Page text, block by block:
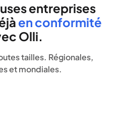
entreprises
en conformité
Olli.
tailles. Régionales,
et mondiales.